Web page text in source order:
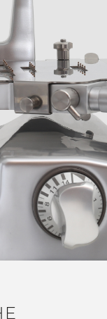
alte prestazioni,
stato lasciato al
funzionali per
configurazioni
e
diverso
mercato, per un
del filo
macchina tra i
aggiunta di
a totale